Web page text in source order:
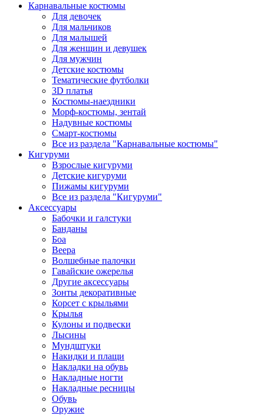
Карнавальные костюмы
Для девочек
Для мальчиков
Для малышей
Для женщин и девушек
Для мужчин
Детские костюмы
Тематические футболки
3D платья
Костюмы-наездники
Морф-костюмы, зентай
Надувные костюмы
Смарт-костюмы
Все из раздела "Карнавальные костюмы"
Кигуруми
Взрослые кигуруми
Детские кигуруми
Пижамы кигуруми
Все из раздела "Кигуруми"
Аксессуары
Бабочки и галстуки
Банданы
Боа
Веера
Волшебные палочки
Гавайские ожерелья
Другие аксессуары
Зонты декоративные
Корсет с крыльями
Крылья
Кулоны и подвески
Лысины
Мундштуки
Накидки и плащи
Накладки на обувь
Накладные ногти
Накладные ресницы
Обувь
Оружие